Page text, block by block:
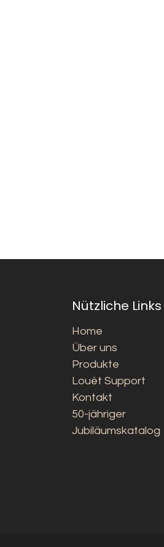
Nützliche Links
Home
Über uns
Produkte
Louët Support
Kontakt
50-jähriger
Jubiläumskatalog